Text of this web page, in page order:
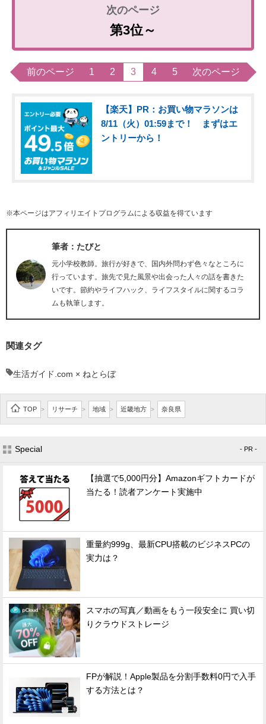
第3位～
前のページ 1 2 3 4 5 次のページ
【楽天】PR：お買い物マラソンは
8/11（火）01:59まで！ まずはエ
ントリーから！
※本ページはアフィリエイトプログラムによる収益を得ています
筆者：たびと
元小学校教師。旅行が好きで、国内外問わず色々なところに
行っています。旅先で見た風景や出会った人々の話を書きた
いです。節約やライフハック、ライフスタイルに関するコラ
ムも執筆します。
関連タグ
生活ガイド.com × ねとらぼ
TOP > リサーチ > 地域 > 近畿地方 > 奈良県
Special - PR -
【抽選で5,000円分】Amazonギフトカードが
当たる！読者アンケート実施中
重量約999g、最新CPU搭載のビジネスPCの
実力は？
スマホの写真／動画をもう一段安全に 買い切
りクラウドストレージ
FPが解説！Apple製品を分割手数料0円で入手
する方法とは？